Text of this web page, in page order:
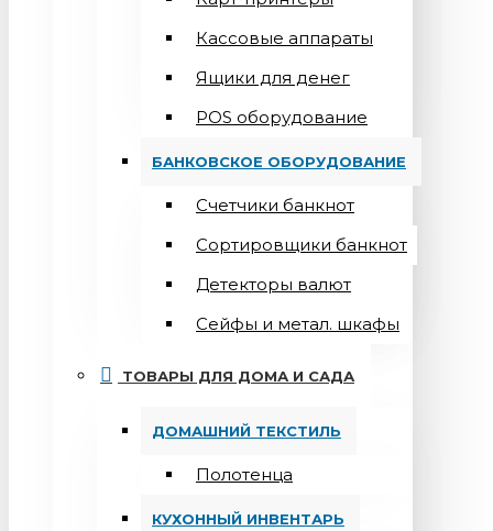
Кассовые аппараты
Ящики для денег
POS оборудование
БАНКОВСКОЕ ОБОРУДОВАНИЕ
Счетчики банкнот
Сортировщики банкнот
Детекторы валют
Сейфы и метал. шкафы
ТОВАРЫ ДЛЯ ДОМА И САДА
ДОМАШНИЙ ТЕКСТИЛЬ
Полотенца
КУХОННЫЙ ИНВЕНТАРЬ